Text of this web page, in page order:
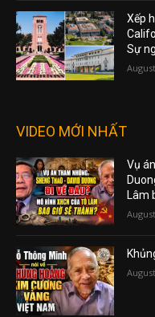
Xếp
Sự
VIDEO MỚI NHẤT
Vụ
Lâm